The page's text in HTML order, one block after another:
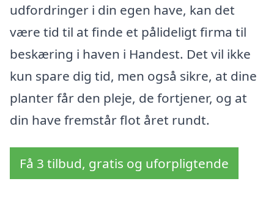
udfordringer i din egen have, kan det
være tid til at finde et pålideligt firma til
beskæring i haven i Handest. Det vil ikke
kun spare dig tid, men også sikre, at dine
planter får den pleje, de fortjener, og at
din have fremstår flot året rundt.
Få 3 tilbud, gratis og uforpligtende